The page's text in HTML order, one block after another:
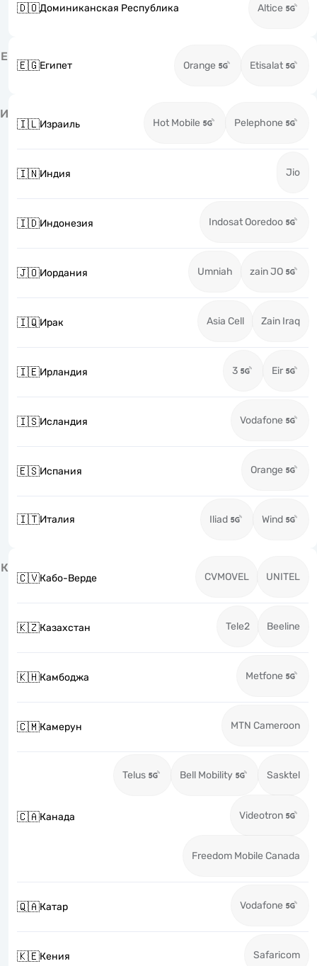
🇩🇴Доминиканская Республика Altice
Е
🇪🇬Египет Orange Etisalat
И
🇮🇱Израиль Hot Mobile Pelephone
🇮🇳Индия Jio
🇮🇩Индонезия Indosat Ooredoo
🇯🇴Иордания Umniah zain JO
🇮🇶Ирак Asia Cell Zain Iraq
🇮🇪Ирландия 3 Eir
🇮🇸Исландия Vodafone
🇪🇸Испания Orange
🇮🇹Италия Iliad Wind
К
🇨🇻Кабо-Верде CVMOVEL UNITEL
🇰🇿Казахстан Tele2 Beeline
🇰🇭Камбоджа Metfone
🇨🇲Камерун MTN Cameroon
🇨🇦Канада
Telus Bell Mobility Sasktel
Videotron
Freedom Mobile Canada
🇶🇦Катар Vodafone
🇰🇪Кения Safaricom